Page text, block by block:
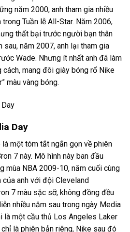
năm 2000, anh tham gia nhiều
Tuần lễ All-Star. Năm 2006,
thất bại trước người bạn thân
sau, năm 2007, anh lại tham gia
Wade. Nhưng ít nhất anh đã làm
mang đôi giày bóng rổ Nike
màu vàng bóng.
Day
một tóm tắt ngắn gọn về phiên
7 này. Mô hình này ban đầu
mùa NBA 2009-10, năm cuối cùng
anh với đội Cleveland
7 màu sặc sỡ, không đồng đều
nhiều năm sau trong ngày Media
là một cầu thủ Los Angeles Laker
là phiên bản riêng, Nike sau đó